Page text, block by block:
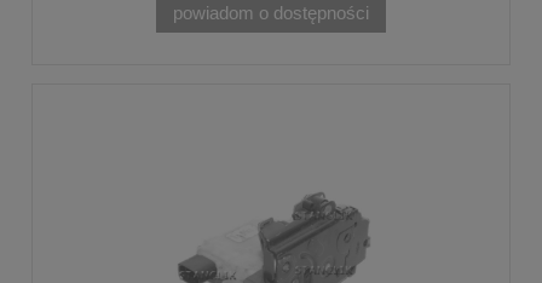
powiadom o dostępności